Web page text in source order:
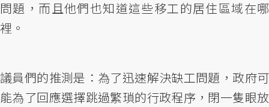
問題，而且他們也知道這些移工的居住區域在哪
裡。
議員們的推測是：為了迅速解決缺工問題，政府可
能為了回應選擇跳過繁瑣的行政程序，閉一隻眼放